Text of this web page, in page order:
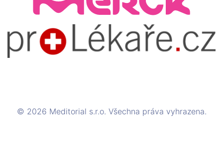
© 2026 Meditorial s.r.o. Všechna práva vyhrazena.